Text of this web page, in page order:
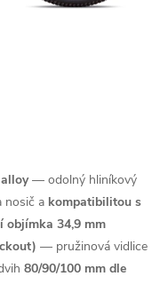
— odolný hliníkový
nosič a kompatibilitou s
objímka 34,9 mm
— pružinová vidlice
80/90/100 mm dle